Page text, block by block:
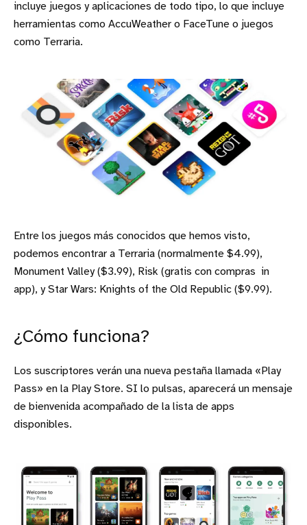
incluye juegos y aplicaciones de todo tipo, lo que incluye
herramientas como AccuWeather o FaceTune o juegos
como Terraria.
Entre los juegos más conocidos que hemos visto,
podemos encontrar a Terraria (normalmente $4.99),
Monument Valley ($3.99), Risk (gratis con compras in
app), y Star Wars: Knights of the Old Republic ($9.99).
¿Cómo funciona?
Los suscriptores verán una nueva pestaña llamada «Play
Pass» en la Play Store. SI lo pulsas, aparecerá un mensaje
de bienvenida acompañado de la lista de apps
disponibles.